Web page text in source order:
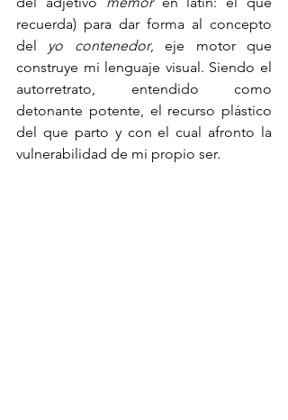
recuerda) para dar forma al concepto
del yo contenedor, eje motor que
construye mi lenguaje visual. Siendo el
autorretrato, entendido como
detonante potente, el recurso plástico
del que parto y con el cual afronto la
vulnerabilidad de mi propio ser.